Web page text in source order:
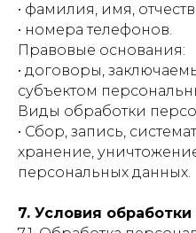
• фамилия, имя,
• номера телефонов.
Правовые основания:
• договоры,
субъектом
Виды обработки
• Сбор, запись,
хранение,
персональных данных.
7. Условия